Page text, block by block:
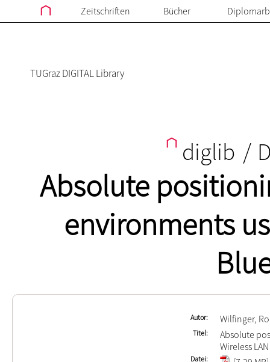
Zeitschriften Bücher
TUGraz DIGITAL Library
diglib /
Absolute
environments
Autor Wilfinger,
Titel
Absolute
Wireless
Datei